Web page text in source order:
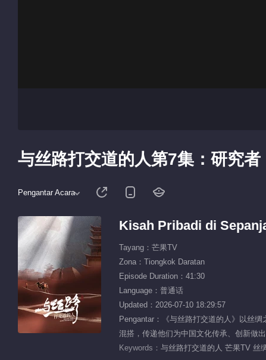
与丝路打交道的人第7集：研究者
Pengantar Acara
Kisah Pribadi di
Tayang：芒果TV
Zona：Tiongkok Daratan
Episode Duration：41:30
Language：普通话
Updated：2026-07-10 18:29:57
Pengantar：《与丝路打交道的人》以丝
混搭，传递他们为中国文化传承、创新做
Keywords： 与丝路打交道的人 芒果TV 丝